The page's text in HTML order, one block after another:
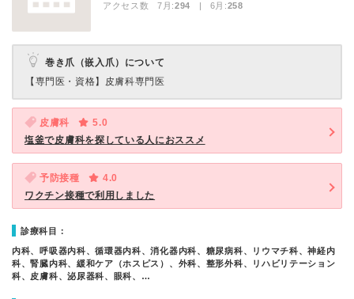
アクセス数 7月:294 | 6月:258
巻き爪（嵌入爪）について
【専門医・資格】 皮膚科専門医
皮膚科
5.0
塩釜で皮膚科を探している人におススメ
予防接種
4.0
ワクチン接種で利用しました
診療科目：
内科、呼吸器内科、循環器内科、消化器内科、糖尿病科、リウマチ科、神経内
科、腎臓内科、緩和ケア（ホスピス）、外科、整形外科、リハビリテーション
科、皮膚科、泌尿器科、眼科、…